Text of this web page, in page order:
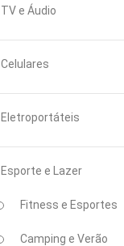
TV e Áudio
Celulares
Eletroportáteis
Esporte e Lazer
Fitness e Esportes
Camping e Verão